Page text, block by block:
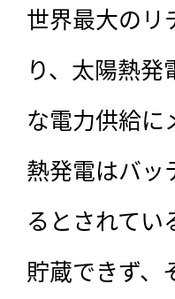
世界最大のリ
り、太陽熱
な電力供給に
熱発電はバッ
るとされて
貯蔵できず、